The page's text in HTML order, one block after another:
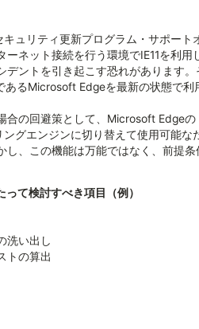
キュリティ更新プログラム・サポー
ーネット接続を行う環境でIE11を利
デントを引き起こす恐れがあります
あるMicrosoft Edgeを最新の状態で
合の回避策として、Microsoft Edge
ングエンジンに切り替えて使用可能
し、この機能は万能ではなく、前提
て検討すべき項目（例）
い出し
の算出